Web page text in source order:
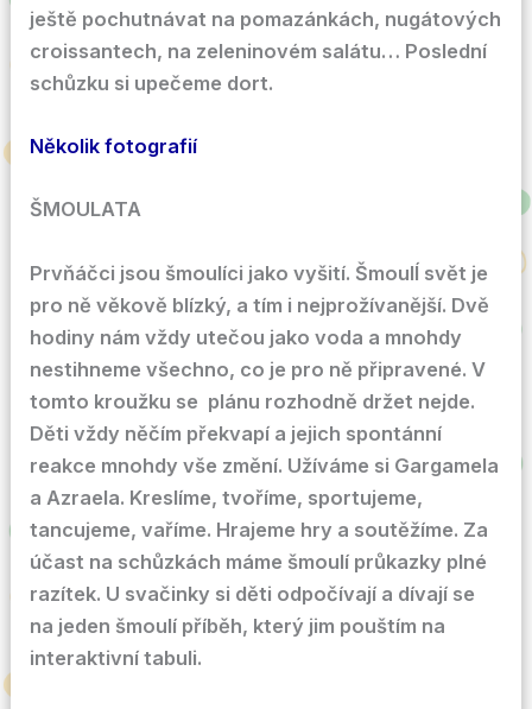
ještě pochutnávat na pomazánkách, nugátových
croissantech, na zeleninovém salátu… Poslední
schůzku si upečeme dort.
Několik fotografií
ŠMOULATA
Prvňáčci jsou šmoulíci jako vyšití. ŠmoulÍ svět je
pro ně věkově blízký, a tím i nejprožívanější. Dvě
hodiny nám vždy utečou jako voda a mnohdy
nestihneme všechno, co je pro ně připravené. V
tomto kroužku se plánu rozhodně držet nejde.
Děti vždy něčím překvapí a jejich spontánní
reakce mnohdy vše změní. Užíváme si Gargamela
a Azraela. Kreslíme, tvoříme, sportujeme,
tancujeme, vaříme. Hrajeme hry a soutěžíme. Za
účast na schůzkách máme šmoulí průkazky plné
razítek. U svačinky si děti odpočívají a dívají se
na jeden šmoulí příběh, který jim pouštím na
interaktivní tabuli.